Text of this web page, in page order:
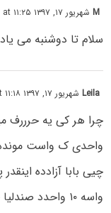
Mشهریور ۱۷, ۱۳۹۷ at ۱۱:۲۵ ق٫ظ
سلام تا دوشنبه می یاد
Leilaشهریور ۱۷, ۱۳۹۷ at ۱۱:۱۸ ق٫ظ
واحدی ک واست
واسه ۱۰ واحدد